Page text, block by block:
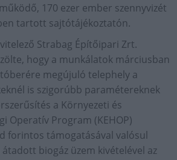
170 ezer ember szennyvizét
tartott sajtótájékoztatón.
Strabag Építőipari Zrt.
hogy a munkálatok márciusban
megújuló telephely a
is szigorúbb paramétereknek
a Környezeti és
Operatív Program (KEHOP)
forintos támogatásával valósul
átadott biogáz üzem kivételével az